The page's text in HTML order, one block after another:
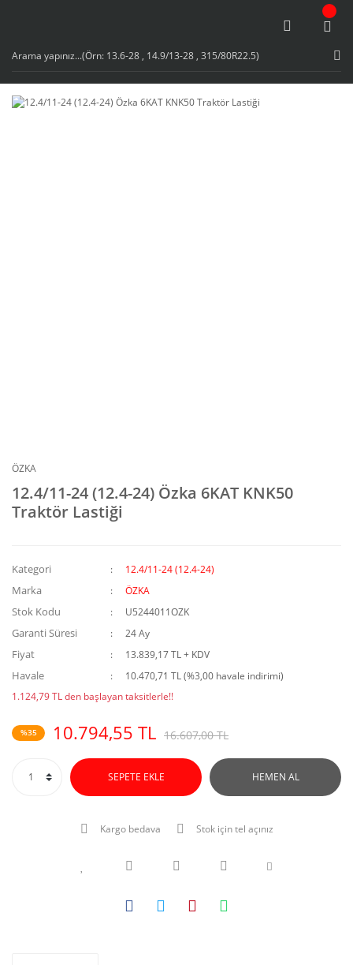
ÖZKA
12.4/11-24 (12.4-24) Özka 6KAT KNK50
Traktör Lastiği
Kategori 12.4/11-24 (12.4-24)
Marka ÖZKA
Stok Kodu U5244011OZK
Garanti Süresi 24 Ay
Fiyat 13.839,17 TL + KDV
Havale
10.470,71 TL (%3,00 havale indirimi)
1.124,79 TL den başlayan taksitlerle!!
%35 10.794,55 TL 16.607,00 TL
SEPETE EKLE HEMEN AL
Kargo bedava Stok için tel açınız